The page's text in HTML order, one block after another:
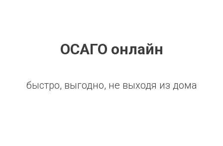
ОСАГО онлайн
быстро, выгодно, не выходя из дома